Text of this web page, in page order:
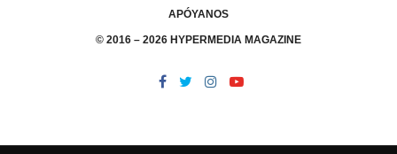
APÓYANOS
© 2016 – 2026 HYPERMEDIA MAGAZINE